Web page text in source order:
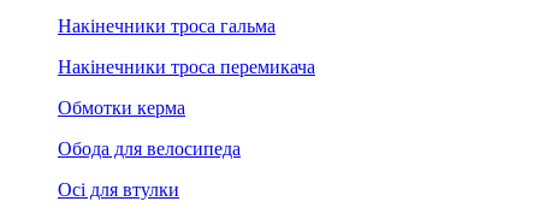
Накінечники троса гальма
Накінечники троса перемикача
Обмотки керма
Обода для велосипеда
Осі для втулки